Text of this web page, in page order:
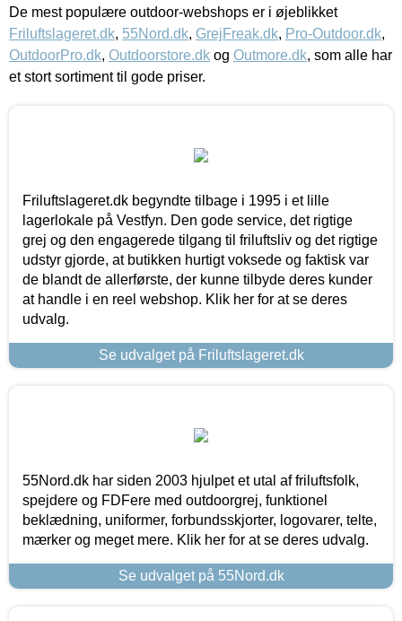
De mest populære outdoor-webshops er i øjeblikket
Friluftslageret.dk, 55Nord.dk, GrejFreak.dk, Pro-Outdoor.dk,
OutdoorPro.dk, Outdoorstore.dk og Outmore.dk, som alle har
et stort sortiment til gode priser.
Friluftslageret.dk begyndte tilbage i 1995 i et lille
lagerlokale på Vestfyn. Den gode service, det rigtige
grej og den engagerede tilgang til friluftsliv og det rigtige
udstyr gjorde, at butikken hurtigt voksede og faktisk var
de blandt de allerførste, der kunne tilbyde deres kunder
at handle i en reel webshop. Klik her for at se deres
udvalg.
Se udvalget på Friluftslageret.dk
55Nord.dk har siden 2003 hjulpet et utal af friluftsfolk,
spejdere og FDFere med outdoorgrej, funktionel
beklædning, uniformer, forbundsskjorter, logovarer, telte,
mærker og meget mere. Klik her for at se deres udvalg.
Se udvalget på 55Nord.dk